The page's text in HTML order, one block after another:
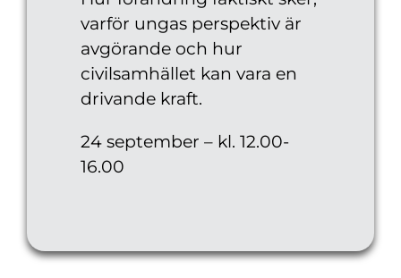
varför ungas perspektiv är
avgörande och hur
civilsamhället kan vara en
drivande kraft.
24 september – kl. 12.00-
16.00